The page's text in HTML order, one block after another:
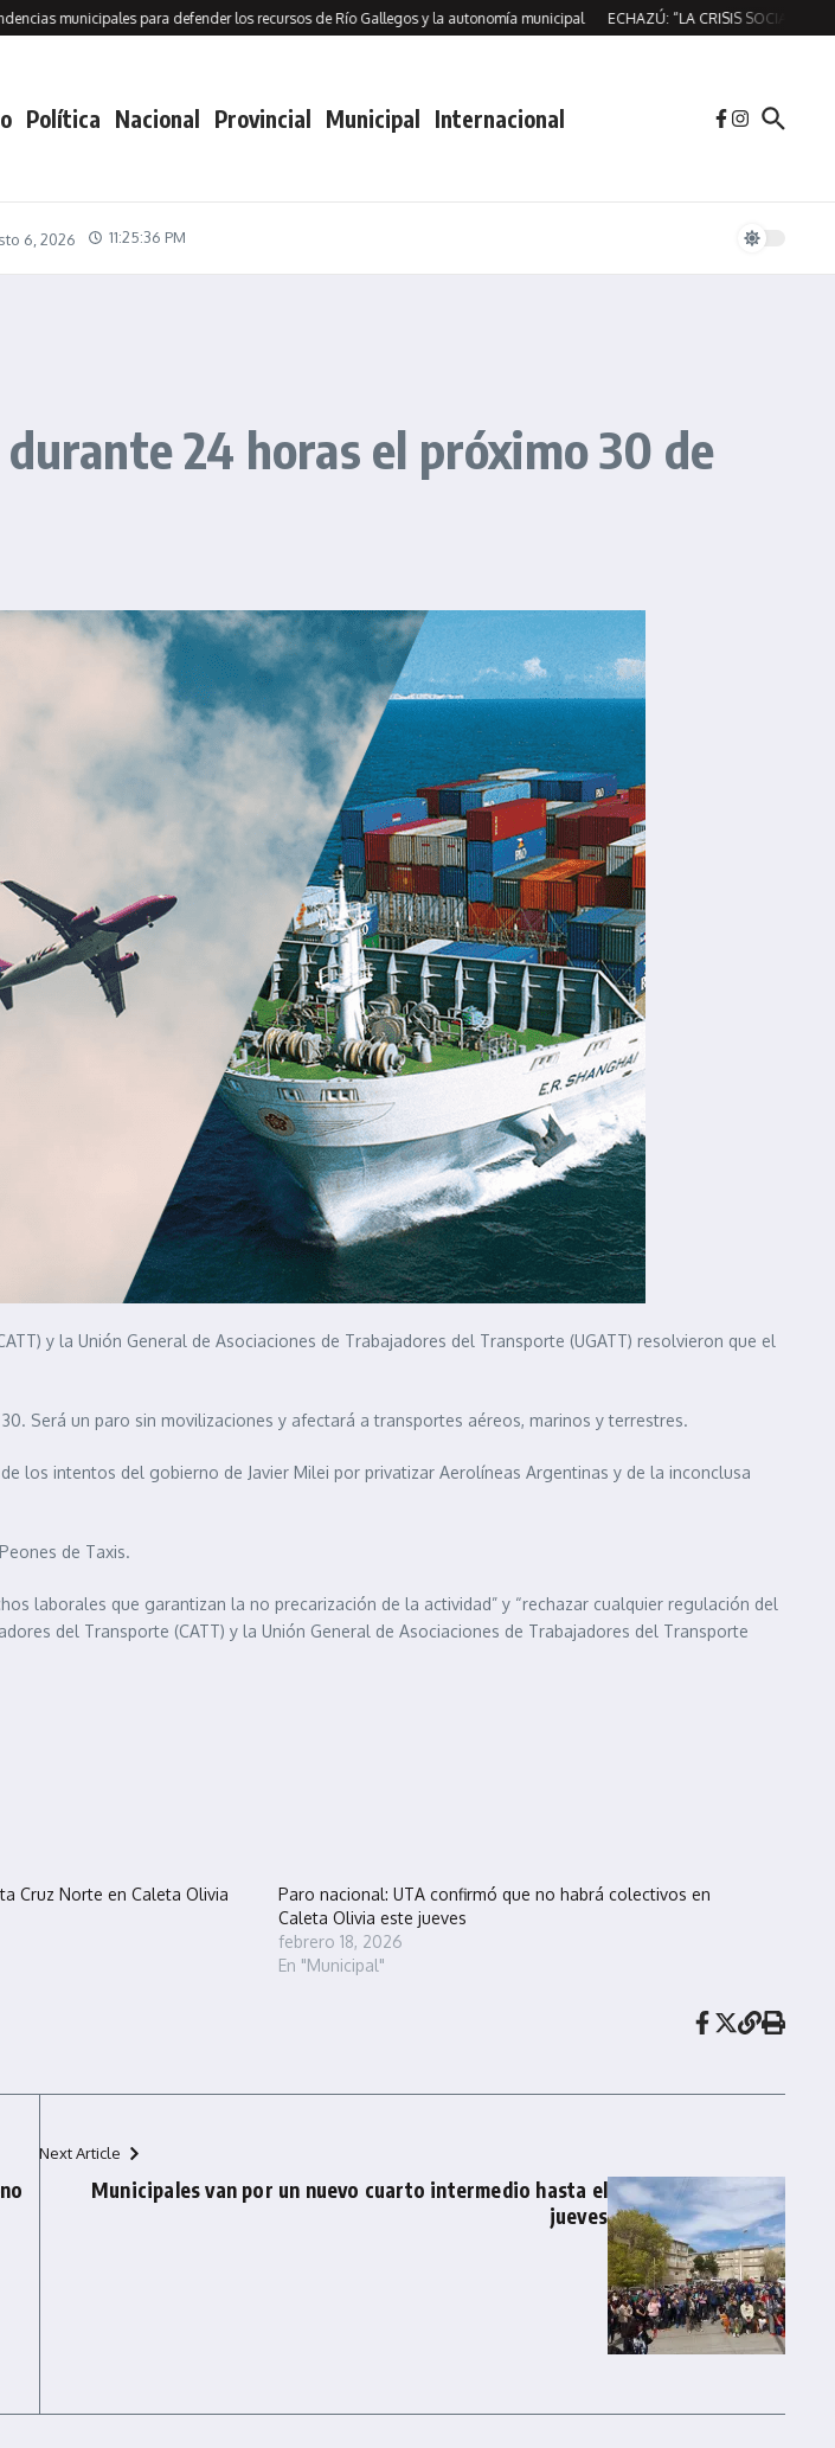
municipales para defender los recursos de Río Gallegos y la autonomía municipal ECHAZÚ: “LA CRISIS SOCIAL NO ES
Política Nacional Provincial Municipal Internacional
6, 2026 11:25:37 PM
24 horas el próximo 30 de
y la Unión General de Asociaciones de Trabajadores del Transporte (UGATT) resolvieron que el
Será un paro sin movilizaciones y afectará a transportes aéreos, marinos y terrestres.
los intentos del gobierno de Javier Milei por privatizar Aerolíneas Argentinas y de la inconclusa
de Taxis.
laborales que garantizan la no precarización de la actividad” y “rechazar cualquier regulación del
del Transporte (CATT) y la Unión General de Asociaciones de Trabajadores del Transporte
Cruz Norte en Caleta Olivia
Paro nacional: UTA confirmó que no habrá colectivos en
Caleta Olivia este jueves
febrero 18, 2026
En "Municipal"
Next Article
Municipales van por un nuevo cuarto intermedio hasta el
jueves